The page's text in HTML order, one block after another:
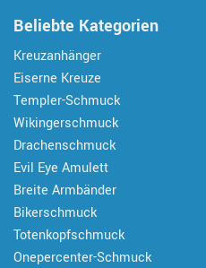
Beliebte Kategorien
Kreuzanhänger
Eiserne Kreuze
Templer-Schmuck
Wikingerschmuck
Drachenschmuck
Evil Eye Amulett
Breite Armbänder
Bikerschmuck
Totenkopfschmuck
Onepercenter-Schmuck